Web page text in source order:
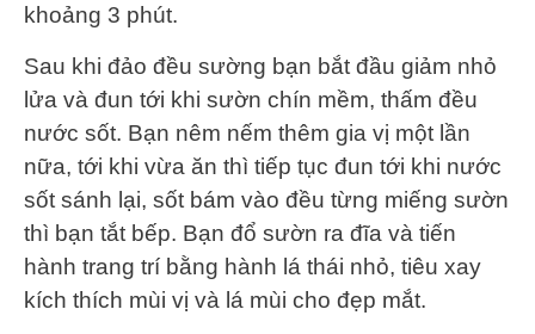
khoảng 3 phút.
Sau khi đảo đều sường bạn bắt đầu giảm nhỏ
lửa và đun tới khi sườn chín mềm, thấm đều
nước sốt. Bạn nêm nếm thêm gia vị một lần
nữa, tới khi vừa ăn thì tiếp tục đun tới khi nước
sốt sánh lại, sốt bám vào đều từng miếng sườn
thì bạn tắt bếp. Bạn đổ sườn ra đĩa và tiến
hành trang trí bằng hành lá thái nhỏ, tiêu xay
kích thích mùi vị và lá mùi cho đẹp mắt.